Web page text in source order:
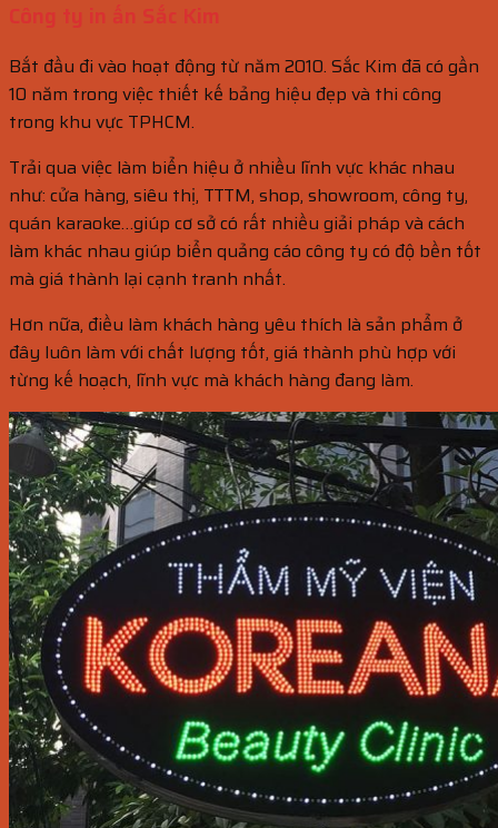
Công ty in ấn Sắc Kim
Bắt đầu đi vào hoạt động từ năm 2010. Sắc Kim đã có gần
10 năm trong việc thiết kế bảng hiệu đẹp và thi công
trong khu vực TPHCM.
Trải qua việc làm biển hiệu ở nhiều lĩnh vực khác nhau
như: cửa hàng, siêu thị, TTTM, shop, showroom, công ty,
quán karaoke…giúp cơ sở có rất nhiều giải pháp và cách
làm khác nhau giúp biển quảng cáo công ty có độ bền tốt
mà giá thành lại cạnh tranh nhất.
Hơn nữa, điều làm khách hàng yêu thích là sản phẩm ở
đây luôn làm với chất lượng tốt, giá thành phù hợp với
từng kế hoạch, lĩnh vực mà khách hàng đang làm.